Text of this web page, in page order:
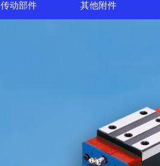
传动部件 其他附件